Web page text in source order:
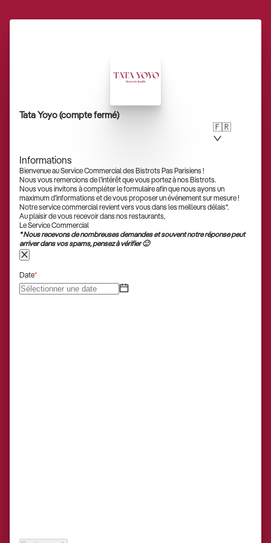
Tata Yoyo (compte fermé)
🇫🇷
Informations
Bienvenue au Service Commercial des Bistrots Pas Parisiens !
Nous vous remercions de l'intérêt que vous portez à nos Bistrots.
Nous vous invitons à compléter le formulaire afin que nous ayons un
maximum d'informations et de vous proposer un événement sur mesure !
Notre service commercial revient vers vous dans les meilleurs délais*.
Au plaisir de vous recevoir dans nos restaurants,
Le Service Commercial
* Nous recevons de nombreuses demandes et souvent notre réponse peut
arriver dans vos spams, pensez à vérifier 🙂
Date*